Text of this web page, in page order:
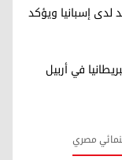
لدى إسبانيا ويؤكد
في أربيل
مصري